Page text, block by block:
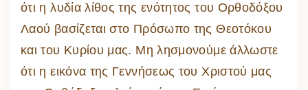
ότι η λυδία λίθος της ενότητος του Ορθοδόξου
Λαού βασίζεται στο Πρόσωπο της Θεοτόκου
και του Κυρίου μας. Μη λησμονούμε άλλωστε
ότι η εικόνα της Γεννήσεως του Χριστού μας